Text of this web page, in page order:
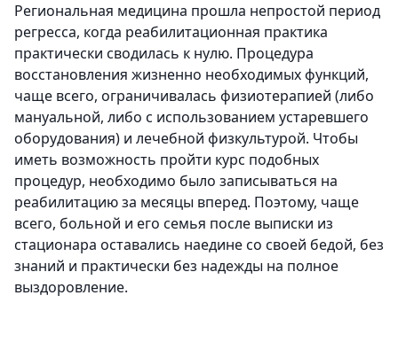
Региональная медицина прошла непростой период
регресса, когда реабилитационная практика
практически сводилась к нулю. Процедура
восстановления жизненно необходимых функций,
чаще всего, ограничивалась физиотерапией (либо
мануальной, либо с использованием устаревшего
оборудования) и лечебной физкультурой. Чтобы
иметь возможность пройти курс подобных
процедур, необходимо было записываться на
реабилитацию за месяцы вперед. Поэтому, чаще
всего, больной и его семья после выписки из
стационара оставались наедине со своей бедой, без
знаний и практически без надежды на полное
выздоровление.